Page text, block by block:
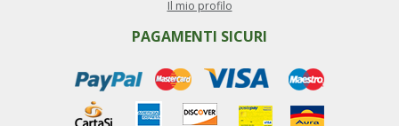
Il mio profilo
PAGAMENTI SICURI